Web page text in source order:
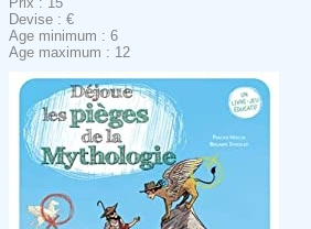
Devise : €
Age minimum : 6
Age maximum : 12